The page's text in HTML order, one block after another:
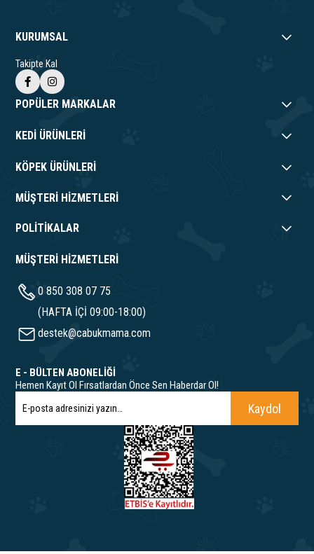
KURUMSAL
Takipte Kal
POPÜLER MARKALAR
KEDİ ÜRÜNLERİ
KÖPEK ÜRÜNLERİ
MÜŞTERİ HİZMETLERİ
POLİTİKALAR
MÜŞTERİ HİZMETLERİ
0 850 308 07 75
(HAFTA İÇİ 09:00-18:00)
destek@cabukmama.com
E - BÜLTEN ABONELİĞİ
Hemen Kayıt Ol Fırsatlardan Önce Sen Haberdar Ol!
Kaydol